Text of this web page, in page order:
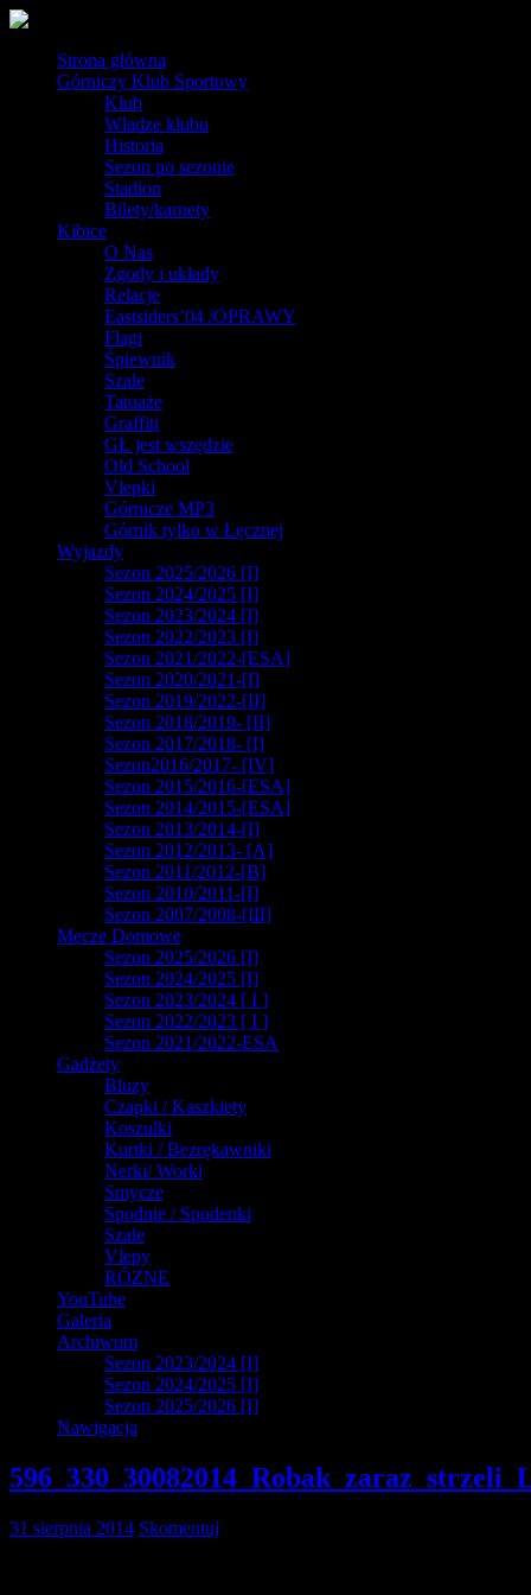
Strona główna
Górniczy Klub Sportowy
Klub
Władze klubu
Historia
Sezon po sezonie
Stadion
Bilety/karnety
Kibice
O Nas
Zgody i układy
Relacje
Eastsiders’04 /OPRAWY
Flagi
Śpiewnik
Szale
Tatuaże
Graffiti
GŁ jest wszędzie
Old School
Vlepki
Górnicze MP3
Górnik tylko w Łęcznej
Wyjazdy
Sezon 2025/2026 [I]
Sezon 2024/2025 [I]
Sezon 2023/2024 [I]
Sezon 2022/2023 [I]
Sezon 2021/2022-[ESA]
Sezon 2020/2021-[I]
Sezon 2019/2022-[II]
Sezon 2018/2019- [II]
Sezon 2017/2018- [I]
Sezon2016/2017- [IV]
Sezon 2015/2016-[ESA]
Sezon 2014/2015-[ESA]
Sezon 2013/2014-[I]
Sezon 2012/2013- [A]
Sezon 2011/2012-[B]
Sezon 2010/2011-[I]
Sezon 2007/2008-[III]
Mecze Domowe
Sezon 2025/2026 [I]
Sezon 2024/2025 [I]
Sezon 2023/2024 [ I ]
Sezon 2022/2023 [ I ]
Sezon 2021/2022-ESA
Gadżety
Bluzy
Czapki / Kaszkiety
Koszulki
Kurtki / Bezrękawniki
Nerki/ Worki
Smycze
Spodnie / Spodenki
Szale
Vlepy
RÓZNE
YouTube
Galeria
Archiwum
Sezon 2023/2024 [I]
Sezon 2024/2025 [I]
Sezon 2025/2026 [I]
Nawigacja
31 sierpnia 2014 Skomentuj